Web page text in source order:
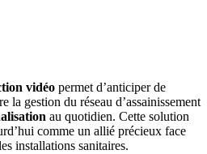
vidéo permet d’anticiper de
la gestion du réseau d’assainissement
au quotidien. Cette solution
comme un allié précieux face
installations sanitaires.